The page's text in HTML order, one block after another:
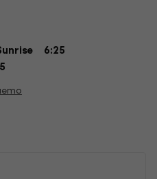
6:25